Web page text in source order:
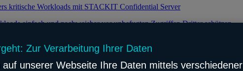
kritische Workloads mit STACKIT Confidential Server
einfach und nachweisbar vor unbefugten Zugriffen Dritter schützen
durch effiziente Verteilung des Datenverkehrs
Zur Verarbeitung Ihrer Daten
auf unserer Webseite Ihre Daten mittels verschiedener